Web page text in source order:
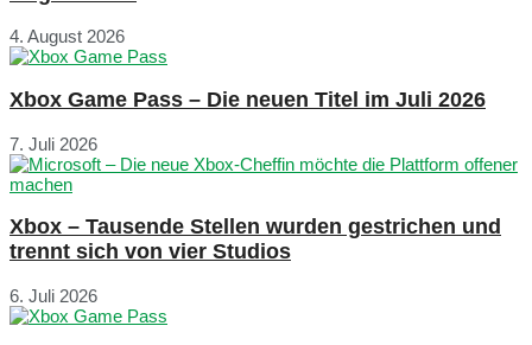
4. August 2026
Xbox Game Pass – Die neuen Titel im Juli 2026
7. Juli 2026
Xbox – Tausende Stellen wurden gestrichen und
trennt sich von vier Studios
6. Juli 2026